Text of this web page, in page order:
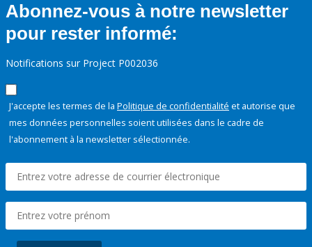
Abonnez-vous à notre newsletter
pour rester informé:
Notifications sur Project P002036
J'accepte les termes de la Politique de confidentialité et autorise que
mes données personnelles soient utilisées dans le cadre de
l'abonnement à la newsletter sélectionnée.